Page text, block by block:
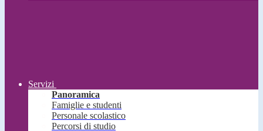
Servizi
Panoramica
Famiglie e studenti
Personale scolastico
Percorsi di studio